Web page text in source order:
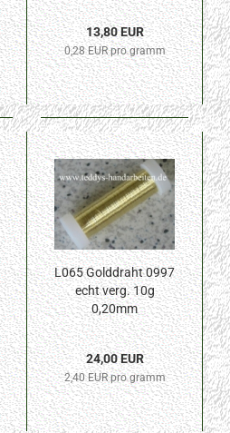
13,80 EUR
0,28 EUR pro gramm
L065 Golddraht 0997
echt verg. 10g
0,20mm
24,00 EUR
2,40 EUR pro gramm